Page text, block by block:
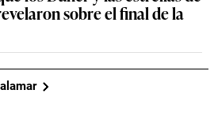
sobre el final de la